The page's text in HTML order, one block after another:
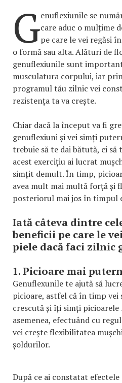
Genuflexiunile se
care aduc o mulțime
pe care le vei regăsi
o formă sau alta. Alături de
genuflexiunile sunt
musculatura corpului, iar
programul tău zilnic vei
rezistența ta va crește.
Chiar dacă la început va fi
genuflexiuni și vei simți
trebuie să te dai bătută, ci să
acest exercițiu ai lucrat
simțit demult. În timp,
avea mult mai multă forță și
posteriorul mai jos în timpul
Iată câteva dintre
beneficii pe care le
piele dacă faci zilnic
1. Picioare mai
Genuflexunile te ajută să
picioare, astfel că în timp vei
crescută și îți simți
asemenea, efectuând cu
vei crește flexibilitatea
șoldurilor.
După ce ai constatat